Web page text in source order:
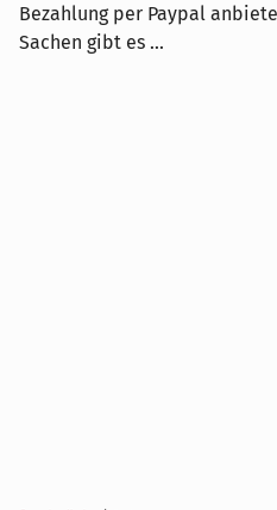
Bezahlung per Paypal
Sachen gibt es ...